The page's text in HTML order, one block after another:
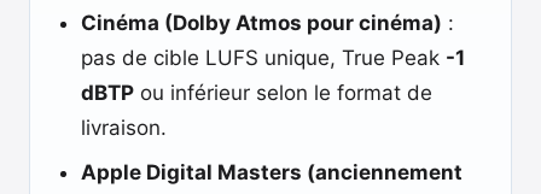
Cinéma (Dolby Atmos pour cinéma) :
pas de cible LUFS unique, True Peak -1
dBTP ou inférieur selon le format de
livraison.
Apple Digital Masters (anciennement